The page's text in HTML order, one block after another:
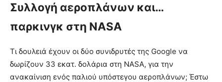
Συλλογή αεροπλάνων και…
παρκινγκ στη NASA
Τι δουλειά έχουν οι δύο συνιδρυτές της Google να
δωρίζουν 33 εκατ. δολάρια στη NASA, για την
ανακαίνιση ενός παλιού υπόστεγου αεροπλάνων; Έστω